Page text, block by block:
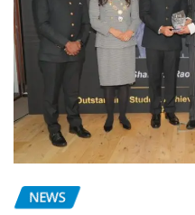
NEWS